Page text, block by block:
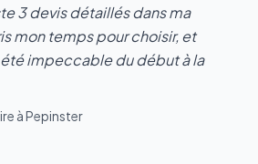
3 devis détaillés dans ma
mon temps pour choisir, et
impeccable du début à la
à Pepinster